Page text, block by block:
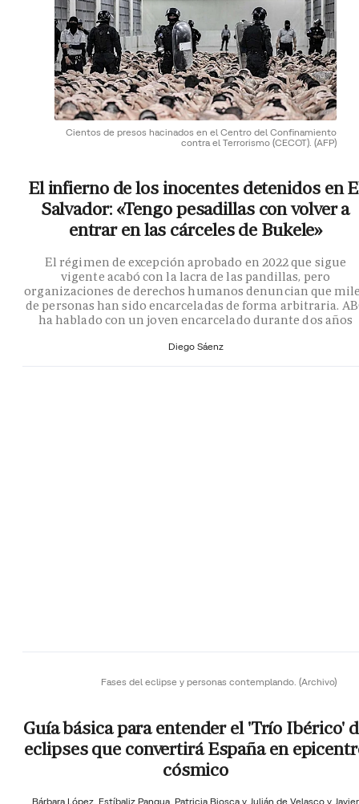
Cientos de presos hacinados en el Centro del Confinamiento
contra el Terrorismo (CECOT). (AFP)
El infierno de los inocentes detenidos en
Salvador: «Tengo pesadillas con volver a
entrar en las cárceles de Bukele»
El régimen de excepción aprobado en 2022 que sigue
vigente acabó con la lacra de las pandillas, pero
organizaciones de derechos humanos denuncian que
de personas han sido encarceladas de forma arbitraria.
ha hablado con un joven encarcelado durante dos años
Diego Sáenz
Fases del eclipse y personas contemplando. (Archivo)
Guía básica para entender el 'Trío Ibérico'
eclipses que convertirá España en
cósmico
Bárbara López, Estíbaliz Pangua, Patricia Biosca y Julián de Velasco y Javier